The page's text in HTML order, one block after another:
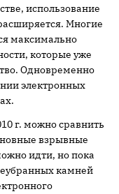
использование
Многие
максимально
которые уже
Одновременно
электронных
г. можно сравнить
взрывные
идти, но пока
камней